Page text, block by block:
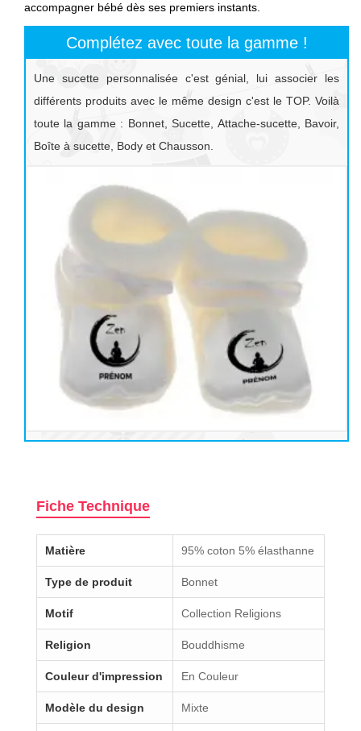
accompagner bébé dès ses premiers instants.
Complétez avec toute la gamme !
Une sucette personnalisée c'est génial, lui associer les
différents produits avec le même design c'est le TOP. Voilà
toute la gamme : Bonnet, Sucette, Attache-sucette, Bavoir,
Boîte à sucette, Body et Chausson.
Fiche Technique
Matière 95% coton 5% élasthanne
Type de produit Bonnet
Motif Collection Religions
Religion Bouddhisme
Couleur d'impression En Couleur
Modèle du design Mixte